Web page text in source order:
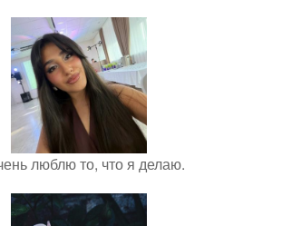
люблю то, что я делаю.